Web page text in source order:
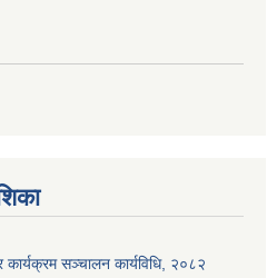
कार्यक्रम सञ्चालन कार्यविधि, २०८२